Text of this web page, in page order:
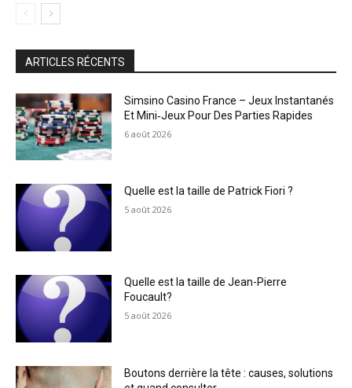
ARTICLES RÉCENTS
Simsino Casino France – Jeux Instantanés
Et Mini‑Jeux Pour Des Parties Rapides
6 août 2026
Quelle est la taille de Patrick Fiori ?
5 août 2026
Quelle est la taille de Jean-Pierre
Foucault?
5 août 2026
Boutons derrière la tête : causes, solutions